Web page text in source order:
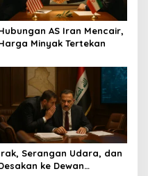
AS Iran Mencair,
Minyak Tertekan
Serangan Udara, dan
ke Dewan